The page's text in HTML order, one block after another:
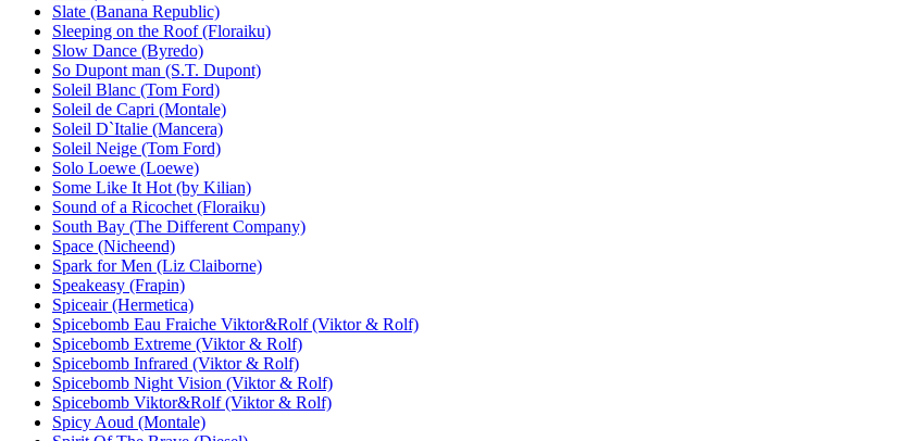
Slate (Banana Republic)
Sleeping on the Roof (Floraiku)
Slow Dance (Byredo)
So Dupont man (S.T. Dupont)
Soleil Blanc (Tom Ford)
Soleil de Capri (Montale)
Soleil D`Italie (Mancera)
Soleil Neige (Tom Ford)
Solo Loewe (Loewe)
Some Like It Hot (by Kilian)
Sound of a Ricochet (Floraiku)
South Bay (The Different Company)
Space (Nicheend)
Spark for Men (Liz Claiborne)
Speakeasy (Frapin)
Spiceair (Hermetica)
Spicebomb Eau Fraiche Viktor&Rolf (Viktor & Rolf)
Spicebomb Extreme (Viktor & Rolf)
Spicebomb Infrared (Viktor & Rolf)
Spicebomb Night Vision (Viktor & Rolf)
Spicebomb Viktor&Rolf (Viktor & Rolf)
Spicy Aoud (Montale)